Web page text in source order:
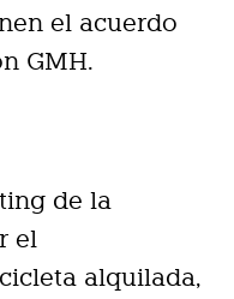
el acuerdo
GMH.
de la
el
alquilada,